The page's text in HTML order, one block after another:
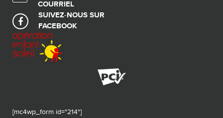
COURRIEL
SUIVEZ-NOUS SUR
FACEBOOK
[mc4wp_form id="214"]